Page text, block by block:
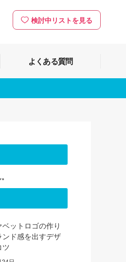
検討中リストを見る
よくある質問
ベットロゴの作り
ンド感を出すデザ
ツ